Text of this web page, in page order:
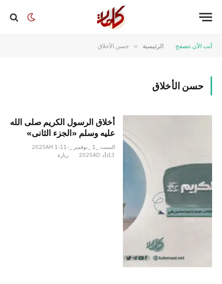
أنت الآن تتصفح: الرئيسية » حسن الأخلاق
حسن الأخلاق
أخلاق الرسول الكريم صلى الله
عليه وسلم «الجزء الثانی»
السبت _1 _نوفمبر _2025AH 1-11-
2025AD
13 زيارة